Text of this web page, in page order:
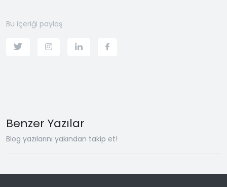
Bu içeriği paylaş
Benzer Yazılar
Blog yazılarını yakından takip et!